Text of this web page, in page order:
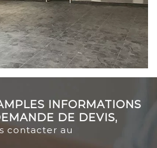
INFORMATIONS
DE DEVIS,
contacter au